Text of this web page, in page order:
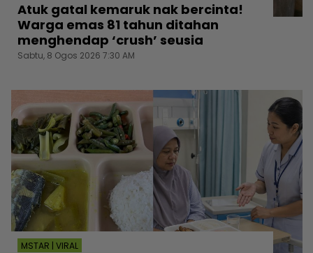
Atuk gatal kemaruk nak bercinta!
Warga emas 81 tahun ditahan
menghendap ‘crush’ seusia
Sabtu, 8 Ogos 2026 7:30 AM
MSTAR | VIRAL